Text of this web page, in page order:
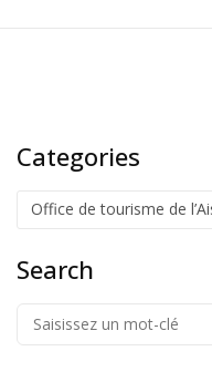
Categories
Search